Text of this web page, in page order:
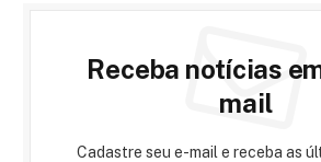
Receba notícias
mail
Cadastre seu e-mail e receba as